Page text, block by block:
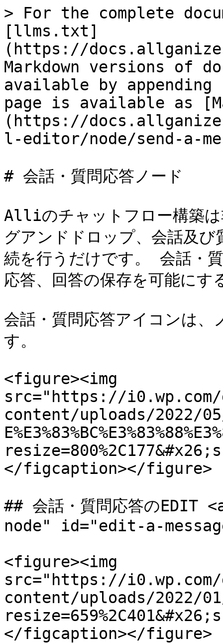
> For the complete
[llms.txt]
(https://
Markdown versions of
available by
page is available as
(https://
l-editor/node/send-a-
# 会話・質問応答ノード
Alliのチャットフロー構築は
グアンドドロップ、会話及
続を行うだけです。 会話・
応答、回答の保存を可能に
会話・質問応答アイコンは
す。
<figure><img
src="https://
content/uploads/2022/05/
</figcaption></figure>
## 会話・質問応答の
node" id="edit-a-
<figure><img
src="https://
content/uploads/2022/
</figcaption></figure>